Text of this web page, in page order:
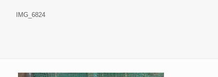
IMG_6824